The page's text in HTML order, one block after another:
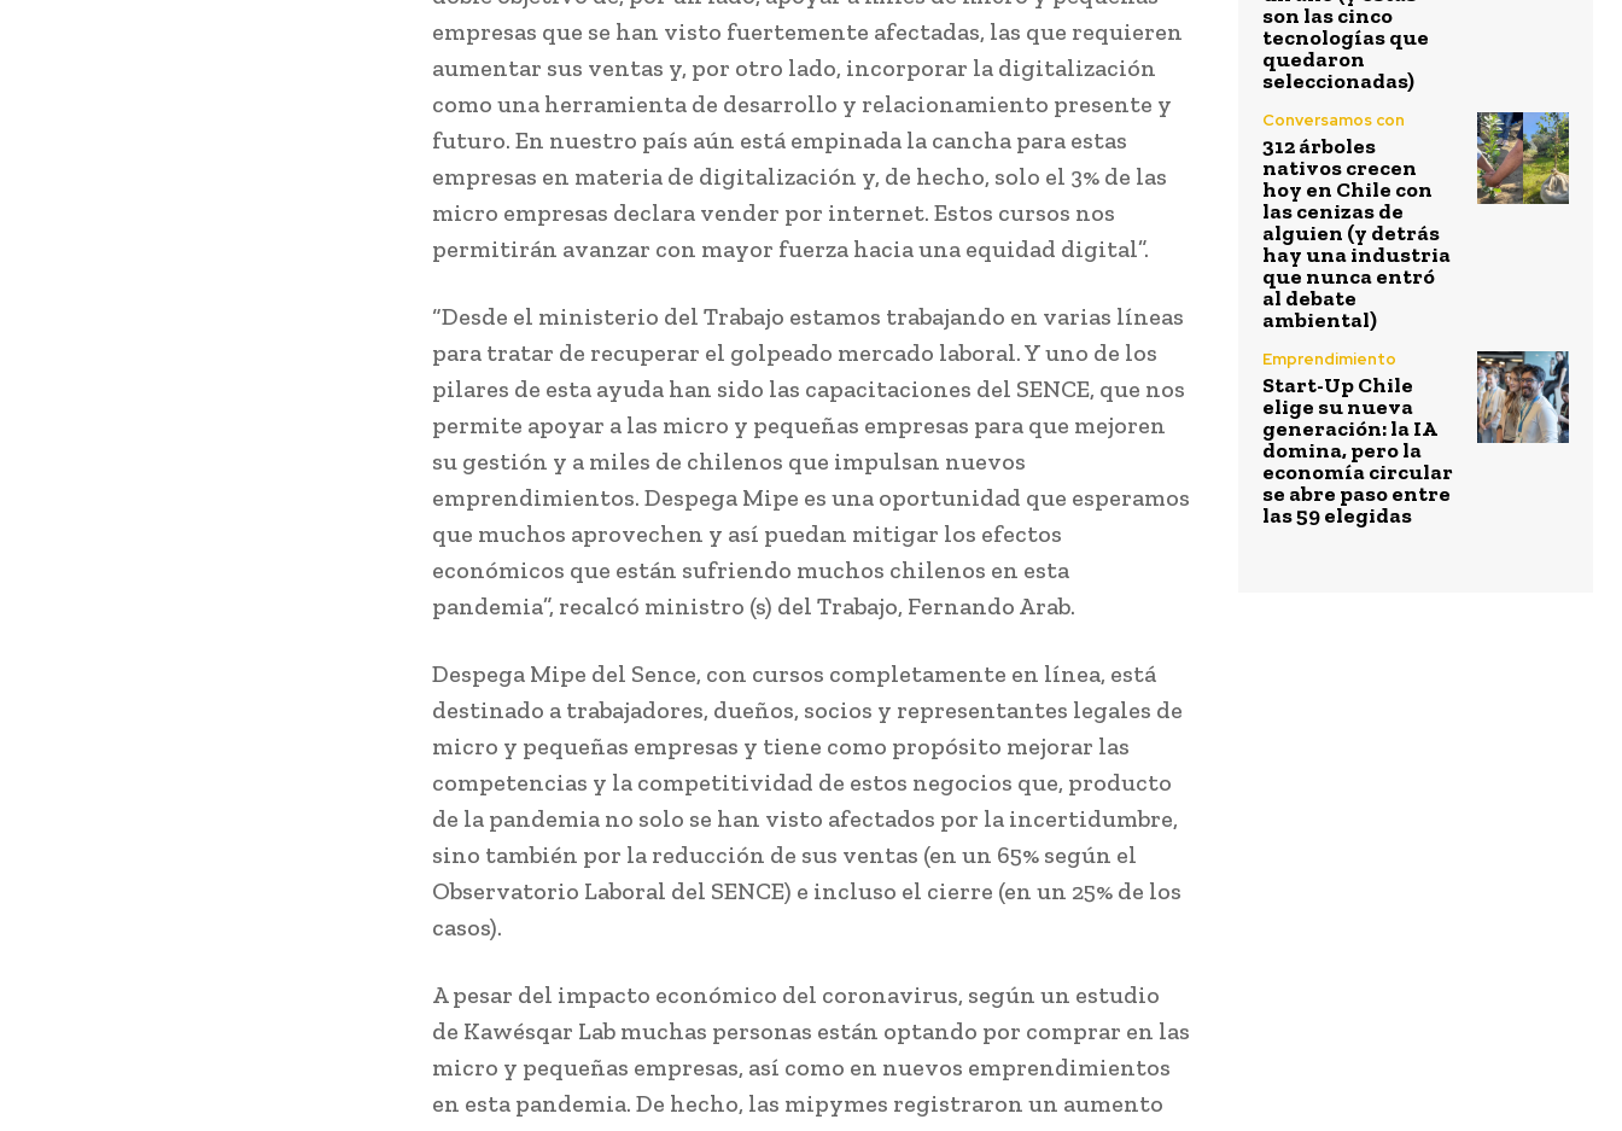
empresas que se han visto fuertemente afectadas, las que requieren
aumentar sus ventas y, por otro lado, incorporar la digitalización
como una herramienta de desarrollo y relacionamiento presente y
futuro. En nuestro país aún está empinada la cancha para estas
empresas en materia de digitalización y, de hecho, solo el 3% de las
micro empresas declara vender por internet. Estos cursos nos
permitirán avanzar con mayor fuerza hacia una equidad digital”.
“Desde el ministerio del Trabajo estamos trabajando en varias líneas
para tratar de recuperar el golpeado mercado laboral. Y uno de los
pilares de esta ayuda han sido las capacitaciones del SENCE, que nos
permite apoyar a las micro y pequeñas empresas para que mejoren
su gestión y a miles de chilenos que impulsan nuevos
emprendimientos. Despega Mipe es una oportunidad que esperamos
que muchos aprovechen y así puedan mitigar los efectos
económicos que están sufriendo muchos chilenos en esta
pandemia”, recalcó ministro (s) del Trabajo, Fernando Arab.
Despega Mipe del Sence, con cursos completamente en línea, está
destinado a trabajadores, dueños, socios y representantes legales de
micro y pequeñas empresas y tiene como propósito mejorar las
competencias y la competitividad de estos negocios que, producto
de la pandemia no solo se han visto afectados por la incertidumbre,
sino también por la reducción de sus ventas (en un 65% según el
Observatorio Laboral del SENCE) e incluso el cierre (en un 25% de los
casos).
A pesar del impacto económico del coronavirus, según un estudio
de Kawésqar Lab muchas personas están optando por comprar en las
micro y pequeñas empresas, así como en nuevos emprendimientos
en esta pandemia. De hecho, las mipymes registraron un aumento
son las cinco
tecnologías que
quedaron
seleccionadas)
Conversamos con
312 árboles
nativos crecen
hoy en Chile con
las cenizas de
alguien (y detrás
hay una industria
que nunca entró
al debate
ambiental)
Emprendimiento
Start-Up Chile
elige su nueva
generación: la IA
domina, pero la
economía circular
se abre paso entre
las 59 elegidas